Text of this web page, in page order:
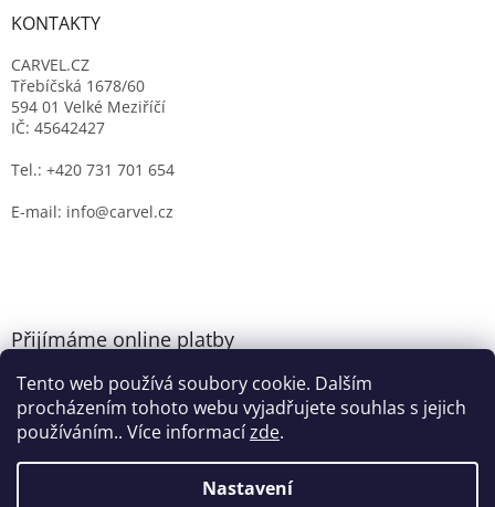
Tento web používá soubory cookie. Dalším
procházením tohoto webu vyjadřujete souhlas s jejich
používáním.. Více informacízde.
Nastavení
KONTAKTY
CARVEL.CZ
Třebíčská 1678/60
594 01 Velké Meziříčí
IČ: 45642427
Tel.: +420 731 701 654
E-mail: info@carvel.cz
Přijímáme online platby
Vytvořil Shoptet